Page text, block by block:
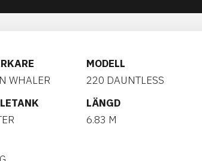
WHALER
MODELL
220 DAUNTLESS
LÄNGD
6.83 M